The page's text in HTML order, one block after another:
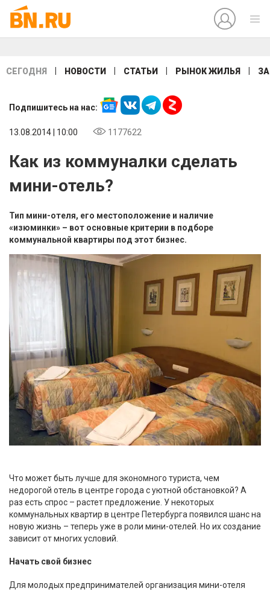
СЕГОДНЯ НОВОСТИ СТАТЬИ РЫНОК ЖИЛЬЯ
Подпишитесь на нас:
13.08.2014 | 10:00 1177622
Как из коммуналки сделать
мини-отель?
Тип мини-отеля, его местоположение и наличие
«изюминки» – вот основные критерии в подборе
коммунальной квартиры под этот бизнес.
Что может быть лучше для экономного туриста, чем
недорогой отель в центре города с уютной обстановкой? А
раз есть спрос – растет предложение. У некоторых
коммунальных квартир в центре Петербурга появился шанс на
новую жизнь – теперь уже в роли мини-отелей. Но их создание
зависит от многих условий.
Начать свой бизнес
Для молодых предпринимателей организация мини-отеля